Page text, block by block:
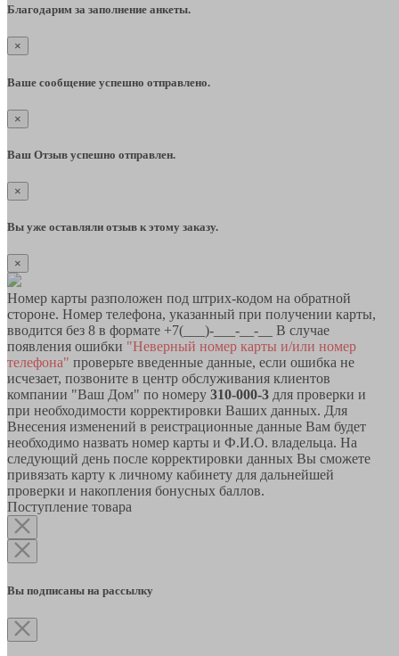
Благодарим за заполнение анкеты.
×
Ваше сообщение успешно отправлено.
×
Ваш Отзыв успешно отправлен.
×
Вы уже оставляли отзыв к этому заказу.
×
Номер карты разположен под штрих-кодом на обратной
стороне. Номер телефона, указанный при получении карты,
вводится без 8 в формате +7(___)-___-__-__ В случае
появления ошибки "Неверный номер карты и/или номер
телефона" проверьте введенные данные, если ошибка не
исчезает, позвоните в центр обслуживания клиентов
компании "Ваш Дом" по номеру 310-000-3 для проверки и
при необходимости корректировки Ваших данных. Для
Внесения изменений в реистрационные данные Вам будет
необходимо назвать номер карты и Ф.И.О. владельца. На
следующий день после корректировки данных Вы сможете
привязать карту к личному кабинету для дальнейшей
проверки и накопления бонусных баллов.
Поступление товара
Вы подписаны на рассылку